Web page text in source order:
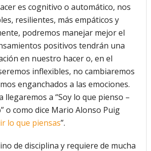
es cognitivo o automático, nos
resilientes, más empáticos y
podremos manejar mejor el
positivos tendrán una
en nuestro hacer o, en el
inflexibles, no cambiaremos
enganchados a las emociones.
llegaremos a “Soy lo que pienso –
o como dice Mario Alonso Puig
lo que piensas”.
de disciplina y requiere de mucha